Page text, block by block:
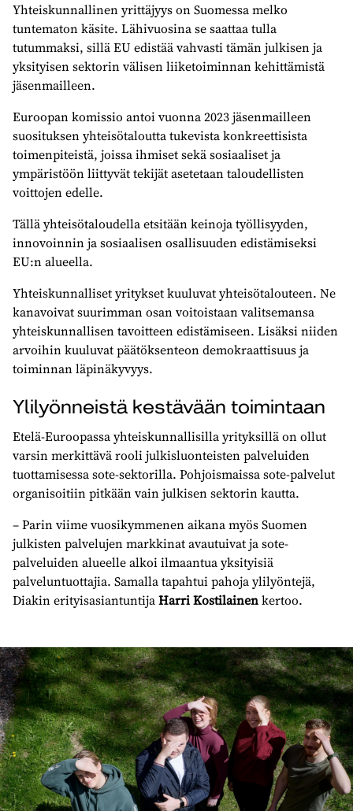
Yhteiskunnallinen yrittäjyys on Suomessa melko
tuntematon käsite. Lähivuosina se saattaa tulla
tutummaksi, sillä EU edistää vahvasti tämän julkisen ja
yksityisen sektorin välisen liiketoiminnan kehittämistä
jäsenmailleen.
Euroopan komissio antoi vuonna 2023 jäsenmailleen
suosituksen yhteisötaloutta tukevista konkreettisista
toimenpiteistä, joissa ihmiset sekä sosiaaliset ja
ympäristöön liittyvät tekijät asetetaan taloudellisten
voittojen edelle.
Tällä yhteisötaloudella etsitään keinoja työllisyyden,
innovoinnin ja sosiaalisen osallisuuden edistämiseksi
EU:n alueella.
Yhteiskunnalliset yritykset kuuluvat yhteisötalouteen. Ne
kanavoivat suurimman osan voitoistaan valitsemansa
yhteiskunnallisen tavoitteen edistämiseen. Lisäksi niiden
arvoihin kuuluvat päätöksenteon demokraattisuus ja
toiminnan läpinäkyvyys.
Ylilyönneistä kestävään toimintaan
Etelä-Euroopassa yhteiskunnallisilla yrityksillä on ollut
varsin merkittävä rooli julkisluonteisten palveluiden
tuottamisessa sote-sektorilla. Pohjoismaissa sote-palvelut
organisoitiin pitkään vain julkisen sektorin kautta.
– Parin viime vuosikymmenen aikana myös Suomen
julkisten palvelujen markkinat avautuivat ja sote-
palveluiden alueelle alkoi ilmaantua yksityisiä
palveluntuottajia. Samalla tapahtui pahoja ylilyöntejä,
Diakin erityisasiantuntijaHarri Kostilainenkertoo.